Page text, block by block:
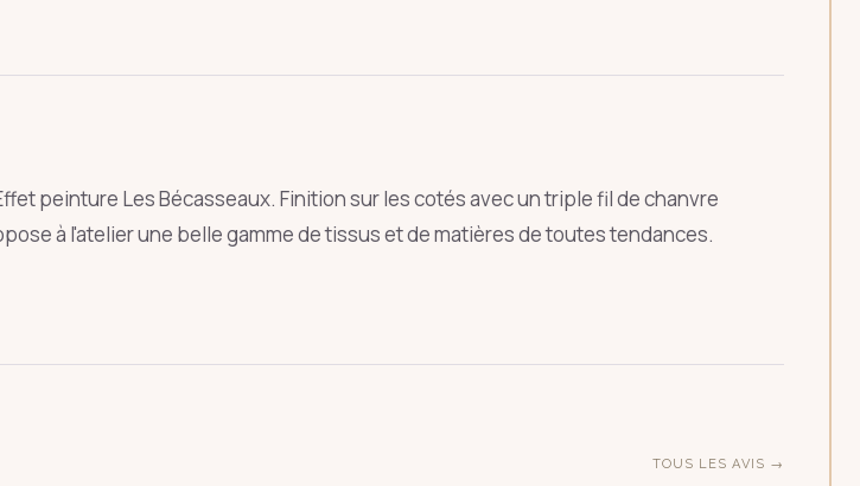
peinture Les Bécasseaux. Finition sur les cotés avec un triple fil de chanvre
à l'atelier une belle gamme de tissus et de matières de toutes tendances.
TOUS LES AVIS →